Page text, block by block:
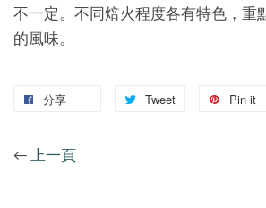
不一定。不同焙火程度各有特色，重
的風味。
分享 Tweet Pin it
← 上一頁